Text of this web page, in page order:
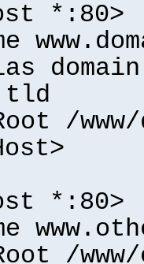
*:80>
/
*:80>
/